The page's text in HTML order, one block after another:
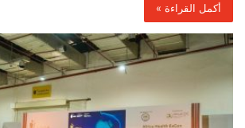
أكمل القراءة »